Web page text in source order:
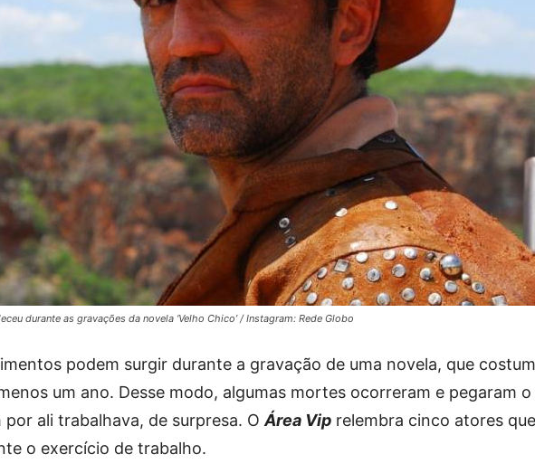
durante as gravações da novela ‘Velho Chico’ / Instagram: Rede Globo
podem surgir durante a gravação de uma novela, que
um ano. Desse modo, algumas mortes ocorreram e pegaram o
por ali trabalhava, de surpresa. O Área Vip relembra cinco atores que
o exercício de trabalho.